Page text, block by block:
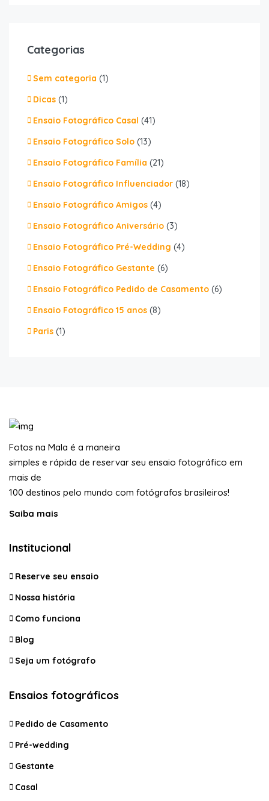
Categorias
Sem categoria (1)
Dicas (1)
Ensaio Fotográfico Casal (41)
Ensaio Fotográfico Solo (13)
Ensaio Fotográfico Família (21)
Ensaio Fotográfico Influenciador (18)
Ensaio Fotográfico Amigos (4)
Ensaio Fotográfico Aniversário (3)
Ensaio Fotográfico Pré-Wedding (4)
Ensaio Fotográfico Gestante (6)
Ensaio Fotográfico Pedido de Casamento (6)
Ensaio Fotográfico 15 anos (8)
Paris (1)
Fotos na Mala é a maneira
simples e rápida de reservar seu ensaio fotográfico em
mais de
100 destinos pelo mundo com fotógrafos brasileiros!
Saiba mais
Institucional
Reserve seu ensaio
Nossa história
Como funciona
Blog
Seja um fotógrafo
Ensaios fotográficos
Pedido de Casamento
Pré-wedding
Gestante
Casal